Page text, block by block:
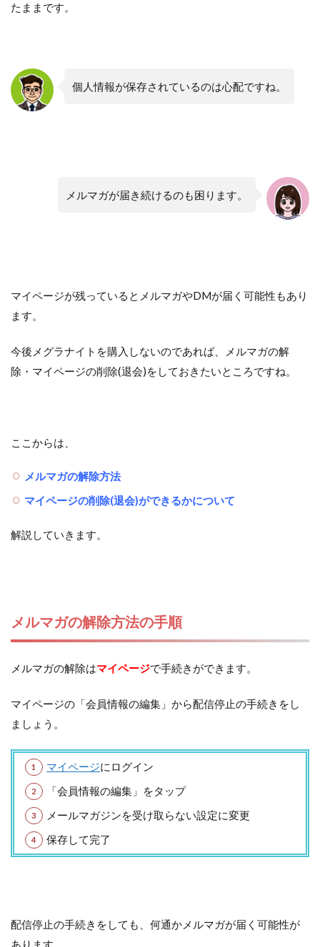
たままです。
個人情報が保存されているのは心配ですね。
メルマガが届き続けるのも困ります。
マイページが残っているとメルマガやDMが届く可能性もあり
ます。
今後メグラナイトを購入しないのであれば、メルマガの解
除・マイページの削除(退会)をしておきたいところですね。
ここからは、
メルマガの解除方法
マイページの削除(退会)ができるかについて
解説していきます。
メルマガの解除方法の手順
メルマガの解除はマイページで手続きができます。
マイページの「会員情報の編集」から配信停止の手続きをし
ましょう。
マイページにログイン
「会員情報の編集」をタップ
メールマガジンを受け取らない設定に変更
保存して完了
配信停止の手続きをしても、何通かメルマガが届く可能性が
あります。